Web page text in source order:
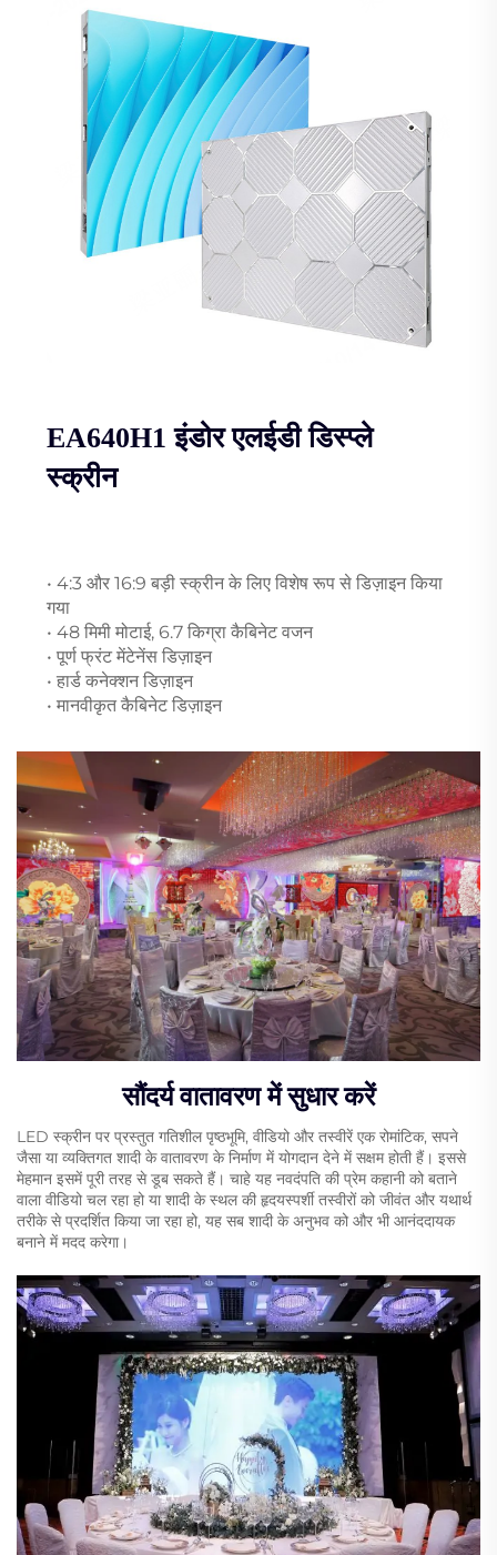
EA640H1 इंडोर एलईडी डिस्प्ले
स्क्रीन
• 4:3 और 16:9 बड़ी स्क्रीन के लिए विशेष रूप से डिज़ाइन किया
गया
• 48 मिमी मोटाई, 6.7 किग्रा कैबिनेट वजन
• पूर्ण फ्रंट मेंटेनेंस डिज़ाइन
• हार्ड कनेक्शन डिज़ाइन
• मानवीकृत कैबिनेट डिज़ाइन
सौंदर्य वातावरण में सुधार करें
LED स्क्रीन पर प्रस्तुत गतिशील पृष्ठभूमि, वीडियो और तस्वीरें एक रोमांटिक, सपने
जैसा या व्यक्तिगत शादी के वातावरण के निर्माण में योगदान देने में सक्षम होती हैं। इससे
मेहमान इसमें पूरी तरह से डूब सकते हैं। चाहे यह नवदंपति की प्रेम कहानी को बताने
वाला वीडियो चल रहा हो या शादी के स्थल की हृदयस्पर्शी तस्वीरों को जीवंत और यथार्थ
तरीके से प्रदर्शित किया जा रहा हो, यह सब शादी के अनुभव को और भी आनंददायक
बनाने में मदद करेगा।